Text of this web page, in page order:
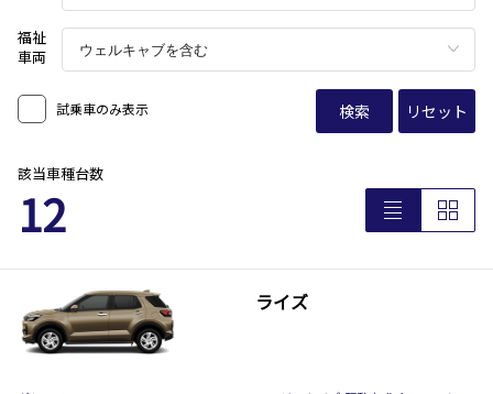
福祉
車両
試乗車のみ表示 検索 リセット
該当車種台数
12
ライズ